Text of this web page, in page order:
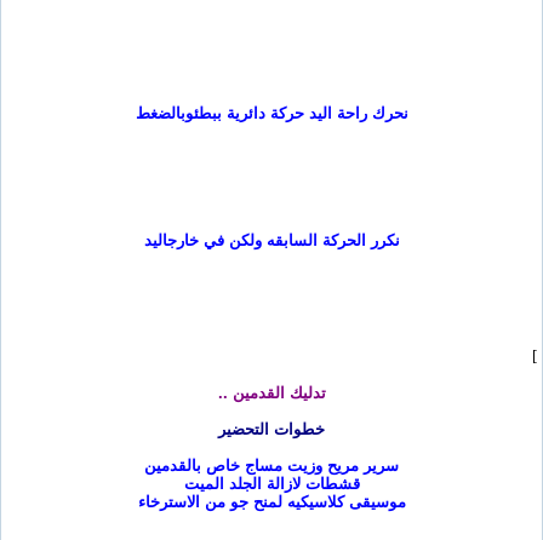
نحرك راحة اليد حركة دائرية ببطئوبالضغط
نكرر الحركة السابقه ولكن في خارجاليد
]
تدليك القدمين ..
خطوات التحضير
سرير مريح وزيت مساج خاص بالقدمين
قشطات لازالة الجلد الميت
موسيقى كلاسيكيه لمنح جو من الاسترخاء